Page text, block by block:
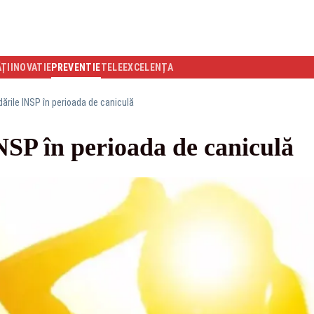
INOVATIEPREVENTIETELEEXCELENȚA
INSP în perioada de caniculă
în perioada de caniculă